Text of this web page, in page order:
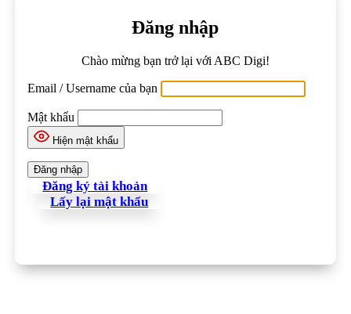
Đăng nhập
Chào mừng bạn trở lại với ABC Digi!
Email / Username của bạn
Mật khẩu
Hiện mật khẩu
Đăng ký tài khoản
Lấy lại mật khẩu